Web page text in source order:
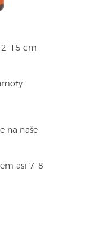
cm
na naše
asi 7–8